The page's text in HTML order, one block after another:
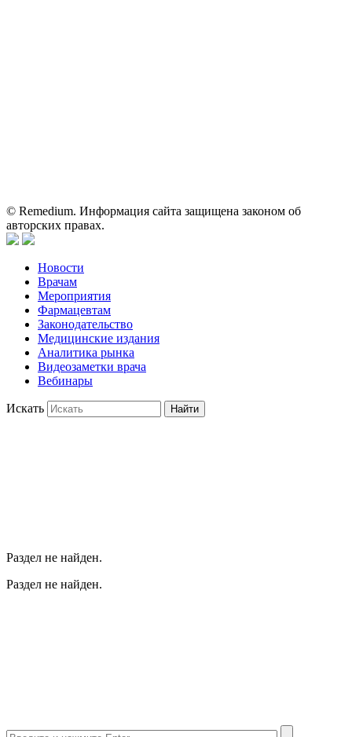
© Remedium. Информация сайта защищена законом об
авторских правах.
Новости
Врачам
Мероприятия
Фармацевтам
Законодательство
Медицинские издания
Аналитика рынка
Видеозаметки врача
Вебинары
Искать Найти
Раздел не найден.
Раздел не найден.